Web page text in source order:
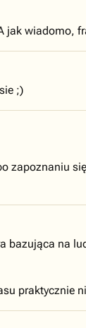
jak wiadomo,
;)
zapoznaniu
bazująca na
praktycznie